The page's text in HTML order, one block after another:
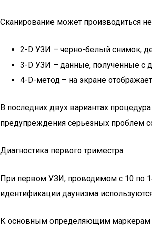
Сканирование может производиться
2-D УЗИ – черно-белый снимок,
3-D УЗИ – данные, полученные с
4-D-метод – на экране
В последних двух вариантах
предупреждения серьезных проблем
Диагностика первого триместра
При первом УЗИ, проводимом с 10 по
идентификации даунизма
К основным определяющим маркерам